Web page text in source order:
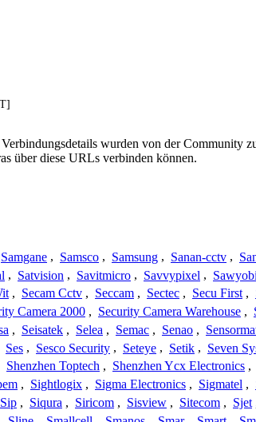
wurden von der Community
über diese URLs verbinden können.
Samgane , Samsco , Samsung , Sanan-cctv ,
, Satvision , Savitmicro , Savvypixel , Sawyobi
, Secam Cctv , Seccam , Sectec , Secu First ,
Camera 2000 , Security Camera Warehouse ,
, Seisatek , Selea , Semac , Senao ,
Ses , Sesco Security , Seteye , Setik , Seven
Shenzhen Toptech , Shenzhen Ycx Electronics ,
, Sightlogix , Sigma Electronics , Sigmatel ,
Sip , Siqura , Siricom , Sisview , Sitecom , Sjet